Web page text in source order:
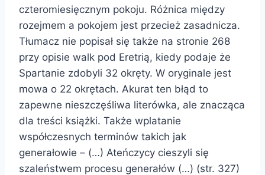
czteromiesięcznym pokoju. Różnica między
rozejmem a pokojem jest przecież zasadnicza.
Tłumacz nie popisał się także na stronie 268
przy opisie walk pod Eretrią, kiedy podaje że
Spartanie zdobyli 32 okręty. W oryginale jest
mowa o 22 okrętach. Akurat ten błąd to
zapewne nieszczęśliwa literówka, ale znacząca
dla treści książki. Także wplatanie
współczesnych terminów takich jak
generałowie – (…) Ateńczycy cieszyli się
szaleństwem procesu generałów (…) (str. 327)